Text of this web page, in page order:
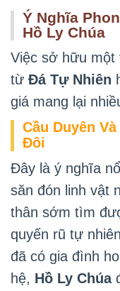
Ý Nghĩa
Hồ Ly Chúa
Việc sở hữu một
từ Đá Tự Nhiên
giá mang lại
Cầu Duyên
Đôi
Đây là ý nghĩa
săn đón linh vật
thân sớm tìm
quyến rũ tự
đã có gia đình
hệ, Hồ Ly Chúa